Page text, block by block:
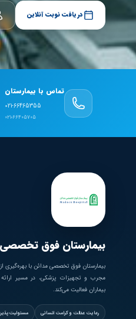
دریافت نوبت آنلاین
تماس با بیمارستان
021-66465355
021-66405705
بیمارستان فوق
بیمارستان فوق تخصصی مدائن با بهره‌گیری
مجرب و تجهیزات پزشکی، در مسیر
بیماران فعالیت می‌کند.
رعایت عدالت و کرامت انسانی